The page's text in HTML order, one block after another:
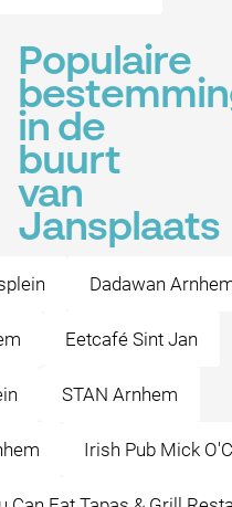
Populaire
in de
buurt
van
Jansplaats
Dadawan
Eetcafé Sint Jan
STAN Arnhem
Irish Pub Mick